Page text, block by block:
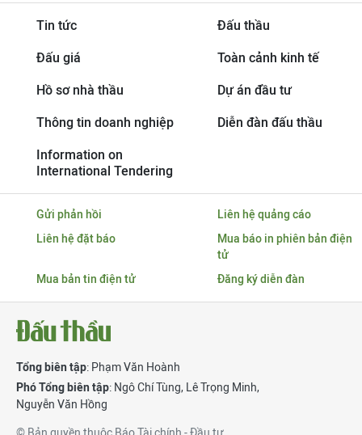
Tin tức Đấu thầu
Đấu giá Toàn cảnh kinh tế
Hồ sơ nhà thầu Dự án đầu tư
Thông tin doanh nghiệp Diễn đàn đấu thầu
Information on
International Tendering
Gửi phản hồi
Liên hệ quảng cáo
Liên hệ đặt báo
Mua báo in phiên bản điện
tử
Mua bản tin điện tử
Đăng ký diễn đàn
Tổng biên tập: Phạm Văn Hoành
Phó Tổng biên tập: Ngô Chí Tùng, Lê Trọng Minh,
Nguyễn Văn Hồng